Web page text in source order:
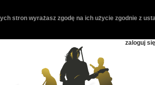
stron wyrażasz zgodę na ich użycie zgodnie z
zaloguj się